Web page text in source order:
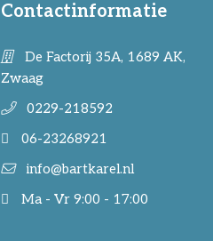
Contactinformatie
De Factorij 35A, 1689 AK,
Zwaag
0229-218592
06-23268921
info@bartkarel.nl
Ma - Vr 9:00 - 17:00